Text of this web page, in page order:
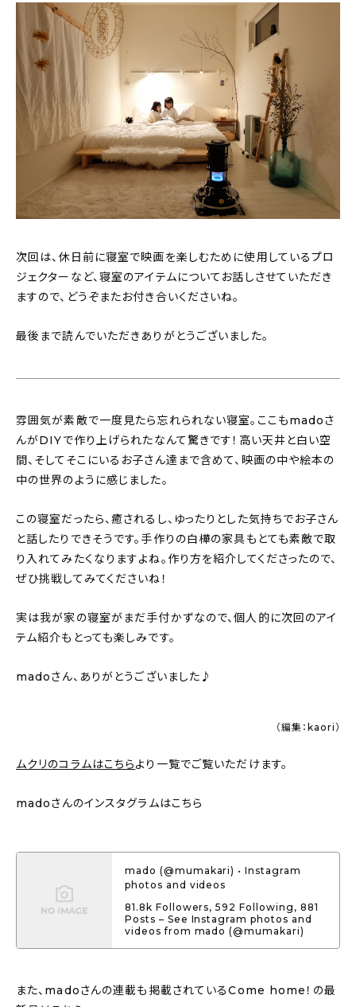
次回は、休日前に寝室で映画を楽しむために使用しているプロ
ジェクターなど、寝室のアイテムについてお話しさせていただき
ますので、どうぞまたお付き合いくださいね。
最後まで読んでいただきありがとうございました。
雰囲気が素敵で一度見たら忘れられない寝室。ここもmadoさ
んがDIYで作り上げられたなんて驚きです！高い天井と白い空
間、そしてそこにいるお子さん達まで含めて、映画の中や絵本の
中の世界のように感じました。
この寝室だったら、癒されるし、ゆったりとした気持ちでお子さん
と話したりできそうです。手作りの白樺の家具もとても素敵で取
り入れてみたくなりますよね。作り方を紹介してくださったので、
ぜひ挑戦してみてくださいね！
実は我が家の寝室がまだ手付かずなので、個人的に次回のアイ
テム紹介もとっても楽しみです。
madoさん、ありがとうございました♪
（編集：kaori）
ムクリのコラムはこちらより一覧でご覧いただけます。
madoさんのインスタグラムはこちら
mado (@mumakari) • Instagram
photos and videos
81.8k Followers, 592 Following, 881
Posts – See Instagram photos and
videos from mado (@mumakari)
また、madoさんの連載も掲載されているCome home！の最